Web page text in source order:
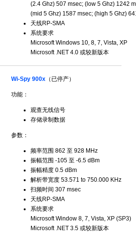
(2.4 Ghz) 507 msec; (low 5 Ghz) 1242
(mid 5 Ghz) 1587 msec; (high 5 Ghz)
天线RP-SMA
系统要求
Microsoft Windows 10, 8, 7, Vista, XP
Microsoft .NET 4.0 或较新版本
Wi-Spy 900x（已停产）
功能：
观查无线信号
存储录制数据
参数：
频率范围 862 至 928 MHz
振幅范围 -105 至 -6.5 dBm
振幅精度 0.5 dBm
解析带宽度 53.571 to 750.000 KHz
扫频时间 307 msec
天线RP-SMA
系统要求
Microsoft Window 8, 7, Vista, XP (SP3)
Microsoft .NET 3.5 或较新版本